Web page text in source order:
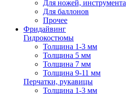
Для ножей, инструмента
Для баллонов
Прочее
Фридайвинг
Гидрокостюмы
Толщина 1-3 мм
Толщина 5 мм
Толщина 7 мм
Толщина 9-11 мм
Перчатки, рукавицы
Толщина 1-3 мм